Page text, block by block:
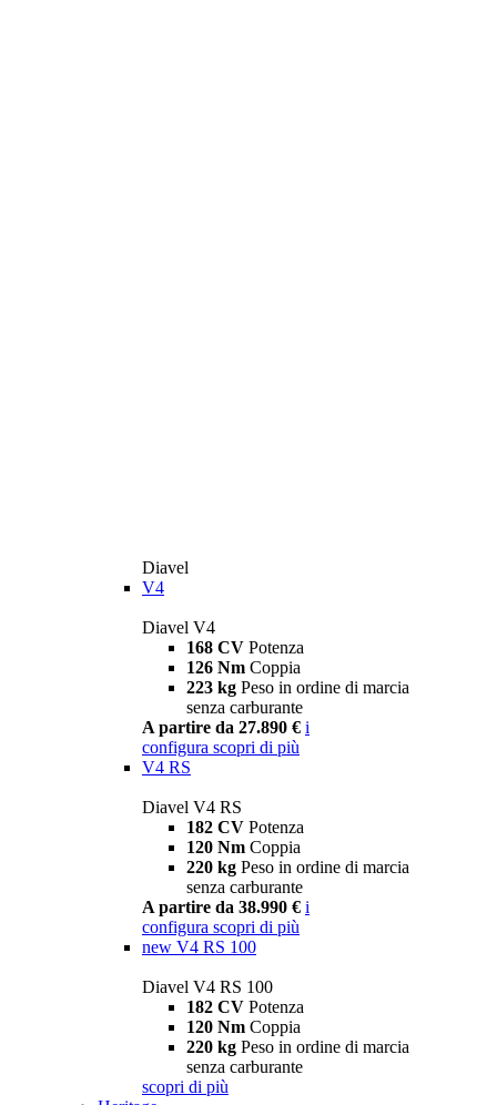
Diavel
V4
Diavel V4
168 CV Potenza
126 Nm Coppia
223 kg Peso in ordine di marcia
senza carburante
A partire da 27.890 € i
configura scopri di più
V4 RS
Diavel V4 RS
182 CV Potenza
120 Nm Coppia
220 kg Peso in ordine di marcia
senza carburante
A partire da 38.990 € i
configura scopri di più
new V4 RS 100
Diavel V4 RS 100
182 CV Potenza
120 Nm Coppia
220 kg Peso in ordine di marcia
senza carburante
scopri di più